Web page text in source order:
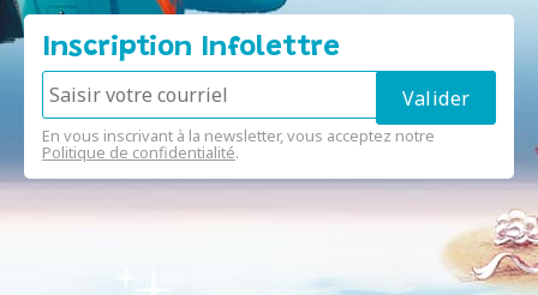
Inscription Infolettre
En vous inscrivant à la newsletter, vous acceptez notre
Politique de confidentialité.